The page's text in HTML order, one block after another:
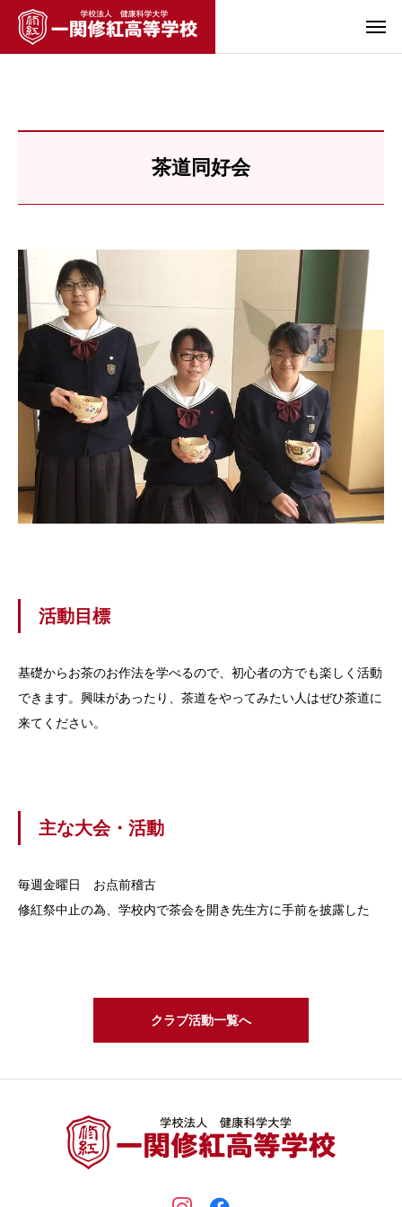
茶道同好会
活動目標
基礎からお茶のお作法を学べるので、初心者の方でも楽しく活動
できます。興味があったり、茶道をやってみたい人はぜひ茶道に
来てください。
主な大会・活動
毎週金曜日 お点前稽古
修紅祭中止の為、学校内で茶会を開き先生方に手前を披露した
クラブ活動一覧へ